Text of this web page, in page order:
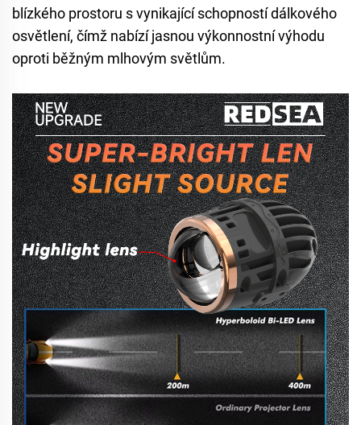
blízkého prostoru s vynikající schopností dálkového
osvětlení, čímž nabízí jasnou výkonnostní výhodu
oproti běžným mlhovým světlům.